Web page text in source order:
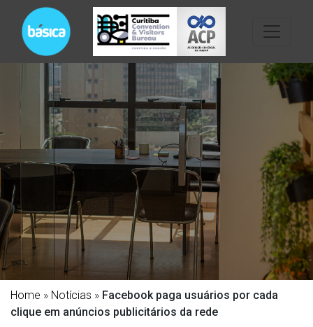
Home » Notícias » Facebook paga usuários por cada
clique em anúncios publicitários da rede